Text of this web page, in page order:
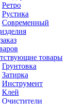
Ретро
Рустика
Современный
товары
Грунтовка
Затирка
Инструмент
Клей
Очистители